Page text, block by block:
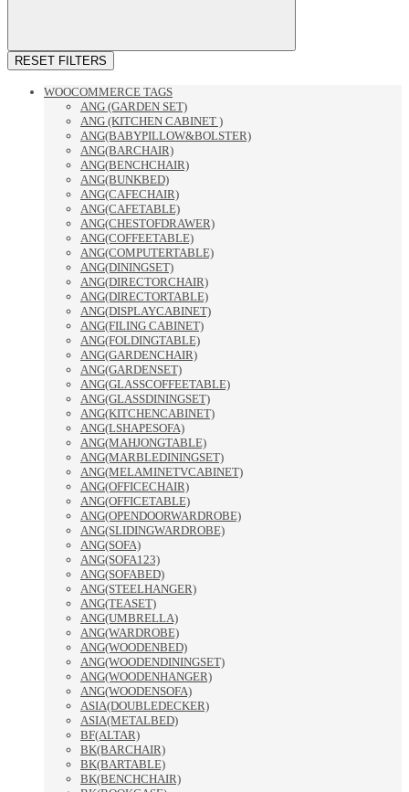
RESET FILTERS
WOOCOMMERCE TAGS
ANG (GARDEN SET)
ANG (KITCHEN CABINET )
ANG(BABYPILLOW&BOLSTER)
ANG(BARCHAIR)
ANG(BENCHCHAIR)
ANG(BUNKBED)
ANG(CAFECHAIR)
ANG(CAFETABLE)
ANG(CHESTOFDRAWER)
ANG(COFFEETABLE)
ANG(COMPUTERTABLE)
ANG(DININGSET)
ANG(DIRECTORCHAIR)
ANG(DIRECTORTABLE)
ANG(DISPLAYCABINET)
ANG(FILING CABINET)
ANG(FOLDINGTABLE)
ANG(GARDENCHAIR)
ANG(GARDENSET)
ANG(GLASSCOFFEETABLE)
ANG(GLASSDININGSET)
ANG(KITCHENCABINET)
ANG(LSHAPESOFA)
ANG(MAHJONGTABLE)
ANG(MARBLEDININGSET)
ANG(MELAMINETVCABINET)
ANG(OFFICECHAIR)
ANG(OFFICETABLE)
ANG(OPENDOORWARDROBE)
ANG(SLIDINGWARDROBE)
ANG(SOFA)
ANG(SOFA123)
ANG(SOFABED)
ANG(STEELHANGER)
ANG(TEASET)
ANG(UMBRELLA)
ANG(WARDROBE)
ANG(WOODENBED)
ANG(WOODENDININGSET)
ANG(WOODENHANGER)
ANG(WOODENSOFA)
ASIA(DOUBLEDECKER)
ASIA(METALBED)
BF(ALTAR)
BK(BARCHAIR)
BK(BARTABLE)
BK(BENCHCHAIR)